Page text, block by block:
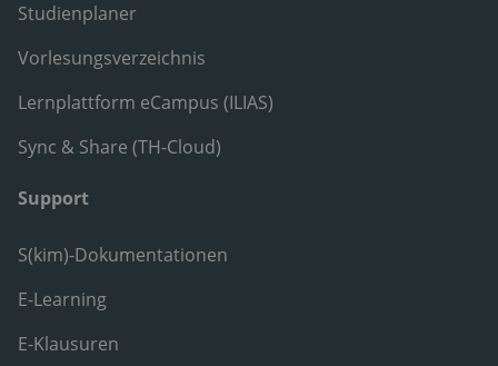
Studienplaner
Vorlesungsverzeichnis
Lernplattform eCampus (ILIAS)
Sync & Share (TH-Cloud)
Support
S(kim)-Dokumentationen
E-Learning
E-Klausuren